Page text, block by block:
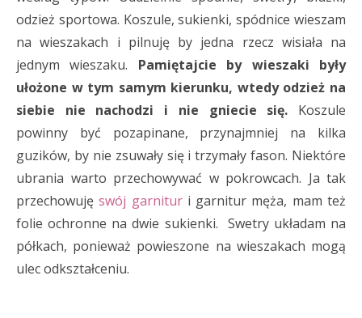
odzież sportowa. Koszule, sukienki, spódnice wieszam
na wieszakach i pilnuję by jedna rzecz wisiała na
jednym wieszaku. Pamiętajcie by wieszaki były
ułożone w tym samym kierunku, wtedy odzież na
siebie nie nachodzi i nie gniecie się. Koszule
powinny być pozapinane, przynajmniej na kilka
guzików, by nie zsuwały się i trzymały fason. Niektóre
ubrania warto przechowywać w pokrowcach. Ja tak
przechowujęswój garnituri garnitur męża, mam też
folie ochronne na dwie sukienki. Swetry układam na
półkach, ponieważ powieszone na wieszakach mogą
ulec odkształceniu.